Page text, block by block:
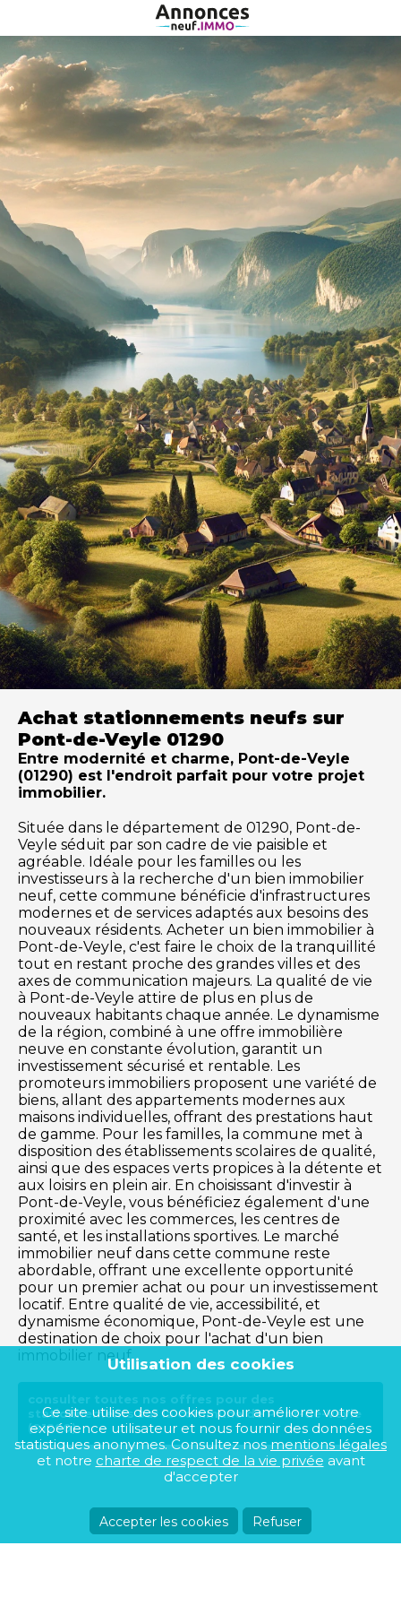
Achat stationnements neufs sur
Pont-de-Veyle 01290
Entre modernité et charme, Pont-de-Veyle
(01290) est l'endroit parfait pour votre projet
immobilier.
Située dans le département de 01290, Pont-de-
Veyle séduit par son cadre de vie paisible et
agréable. Idéale pour les familles ou les
investisseurs à la recherche d'un bien immobilier
neuf, cette commune bénéficie d'infrastructures
modernes et de services adaptés aux besoins des
nouveaux résidents. Acheter un bien immobilier à
Pont-de-Veyle, c'est faire le choix de la tranquillité
tout en restant proche des grandes villes et des
axes de communication majeurs. La qualité de vie
à Pont-de-Veyle attire de plus en plus de
nouveaux habitants chaque année. Le dynamisme
de la région, combiné à une offre immobilière
neuve en constante évolution, garantit un
investissement sécurisé et rentable. Les
promoteurs immobiliers proposent une variété de
biens, allant des appartements modernes aux
maisons individuelles, offrant des prestations haut
de gamme. Pour les familles, la commune met à
disposition des établissements scolaires de qualité,
ainsi que des espaces verts propices à la détente et
aux loisirs en plein air. En choisissant d'investir à
Pont-de-Veyle, vous bénéficiez également d'une
proximité avec les commerces, les centres de
santé, et les installations sportives. Le marché
immobilier neuf dans cette commune reste
abordable, offrant une excellente opportunité
pour un premier achat ou pour un investissement
locatif. Entre qualité de vie, accessibilité, et
dynamisme économique, Pont-de-Veyle est une
destination de choix pour l'achat d'un bien
immobilier neuf.
consulter toutes nos offres pour des
stationnements sur la commune de Pont-de-Veyle
(01290)
Utilisation des cookies
Ce site utilise des cookies pour améliorer votre
expérience utilisateur et nous fournir des données
statistiques anonymes. Consultez nosmentions légales
et notre charte de respect de la vie privée avant
d'accepter
Accepter les cookies Refuser